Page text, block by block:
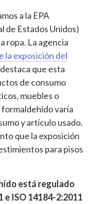
a la EPA
de Estados Unidos)
ropa. La agencia
la exposición del
que esta
de consumo
muebles o
varía
y artículo usado.
que la exposición
para pisos
está regulado
e ISO 14184-2:2011